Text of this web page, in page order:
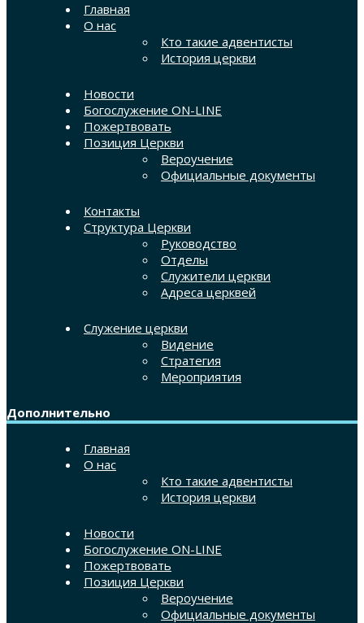
Главная
О нас
Кто такие адвентисты
История церкви
Новости
Богослужение ON-LINE
Пожертвовать
Позиция Церкви
Вероучение
Официальные документы
Контакты
Структура Церкви
Руководство
Отделы
Служители церкви
Адреса церквей
Служение церкви
Видение
Стратегия
Мероприятия
Дополнительно
Главная
О нас
Кто такие адвентисты
История церкви
Новости
Богослужение ON-LINE
Пожертвовать
Позиция Церкви
Вероучение
Официальные документы